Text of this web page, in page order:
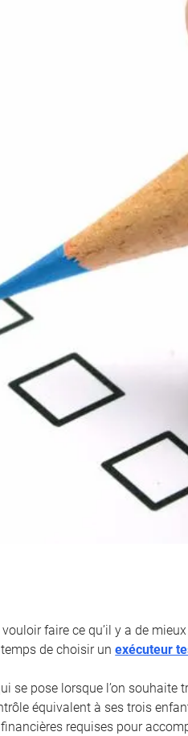
faire ce qu’il y a de
de choisir unexécuteur
se pose lorsque l’on
équivalent à ses trois
requises pour